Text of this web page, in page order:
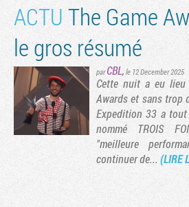
ACTU The Game
le gros résumé
parCBL, le 12 December 2025
Cette nuit a eu lieu
Awards et sans trop
Expedition 33 a
nommé TROIS
"meilleure
continuer de...(LIRE